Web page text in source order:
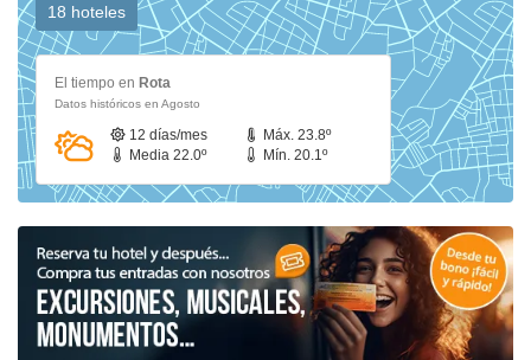
18 hoteles
El tiempo en Rota
Datos históricos en Agosto
12 días/mes
Máx. 23.8º
Media 22.0º
Mín. 20.1º